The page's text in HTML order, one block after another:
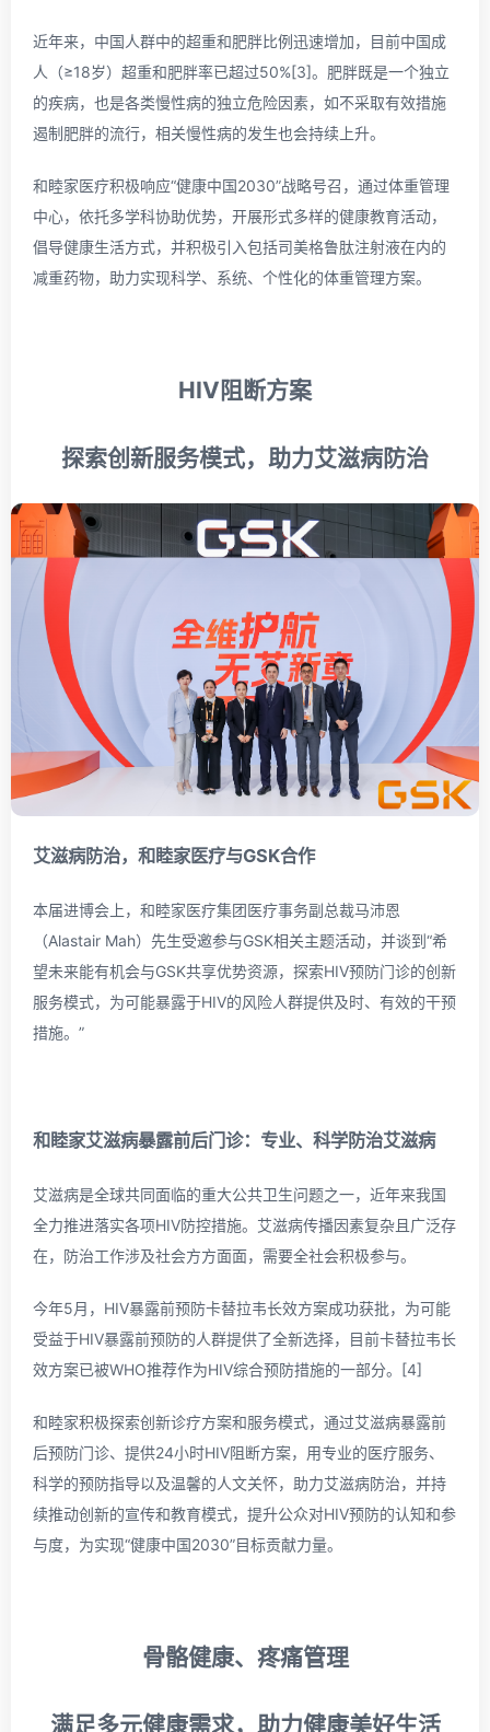
近年来，中国人群中的超重和肥胖比例迅速增加，目前中国成
人（≥18岁）超重和肥胖率已超过50%[3]。肥胖既是一个独立
的疾病，也是各类慢性病的独立危险因素，如不采取有效措施
遏制肥胖的流行，相关慢性病的发生也会持续上升。
和睦家医疗积极响应“健康中国2030”战略号召，通过体重管理
中心，依托多学科协助优势，开展形式多样的健康教育活动，
倡导健康生活方式，并积极引入包括司美格鲁肽注射液在内的
减重药物，助力实现科学、系统、个性化的体重管理方案。
HIV 阻断方案
探索创新服务模式，助力艾滋病防治
艾滋病防治， 和睦家医疗与GSK合作
本届进博会上，和睦家医疗集团医疗事务副总裁马沛恩
（Alastair Mah）先生受邀参与GSK相关主题活动，并谈到“希
望未来能有机会与GSK共享优势资源，探索HIV预防门诊的创新
服务模式，为可能暴露于HIV的风险人群提供及时、有效的干预
措施。”
和睦家艾滋病暴露前后门诊： 专业、科学防治艾滋病
艾滋病是全球共同面临的重大公共卫生问题之一，近年来我国
全力推进落实各项HIV防控措施。艾滋病传播因素复杂且广泛存
在，防治工作涉及社会方方面面，需要全社会积极参与。
今年5月，HIV暴露前预防卡替拉韦长效方案成功获批，为可能
受益于HIV暴露前预防的人群提供了全新选择，目前卡替拉韦长
效方案已被WHO推荐作为HIV综合预防措施的一部分。[4]
和睦家积极探索创新诊疗方案和服务模式，通过艾滋病暴露前
后预防门诊、提供24小时HIV阻断方案，用专业的医疗服务、
科学的预防指导以及温馨的人文关怀，助力艾滋病防治，并持
续推动创新的宣传和教育模式，提升公众对HIV预防的认知和参
与度，为实现“健康中国2030”目标贡献力量。
骨骼健康、疼痛管理
满足多元健康需求，助力健康美好生活